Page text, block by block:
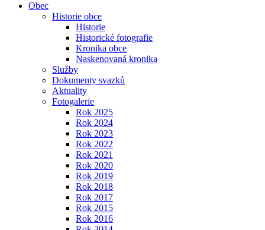
Obec
Historie obce
Historie
Historické fotografie
Kronika obce
Naskenovaná kronika
Služby
Dokumenty svazků
Aktuality
Fotogalerie
Rok 2025
Rok 2024
Rok 2023
Rok 2022
Rok 2021
Rok 2020
Rok 2019
Rok 2018
Rok 2017
Rok 2015
Rok 2016